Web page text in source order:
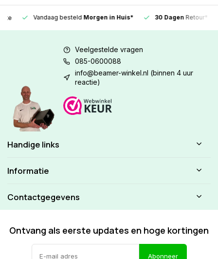
Vandaag besteldMorgen in Huis* 30 DagenRetour*
Veelgestelde vragen
085-0600088
info@beamer-winkel.nl (binnen 4 uur
reactie)
Handige links
Informatie
Contactgegevens
Ontvang als eerste updates en hoge kortingen
Abonneer